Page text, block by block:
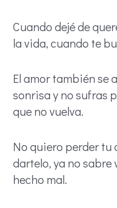
Cuando dejé de
la vida, cuando te
El amor también se
sonrisa y no sufras
que no vuelva.
No quiero perder
dartelo, ya no
hecho mal.